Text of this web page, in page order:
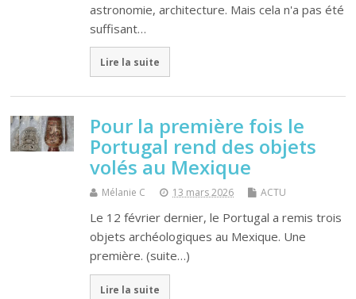
astronomie, architecture. Mais cela n'a pas été
suffisant…
Lire la suite
Pour la première fois le
Portugal rend des objets
volés au Mexique
Mélanie C 13 mars 2026 ACTU
Le 12 février dernier, le Portugal a remis trois
objets archéologiques au Mexique. Une
première. (suite…)
Lire la suite